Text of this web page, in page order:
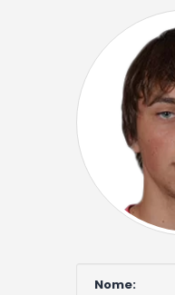
Nome: